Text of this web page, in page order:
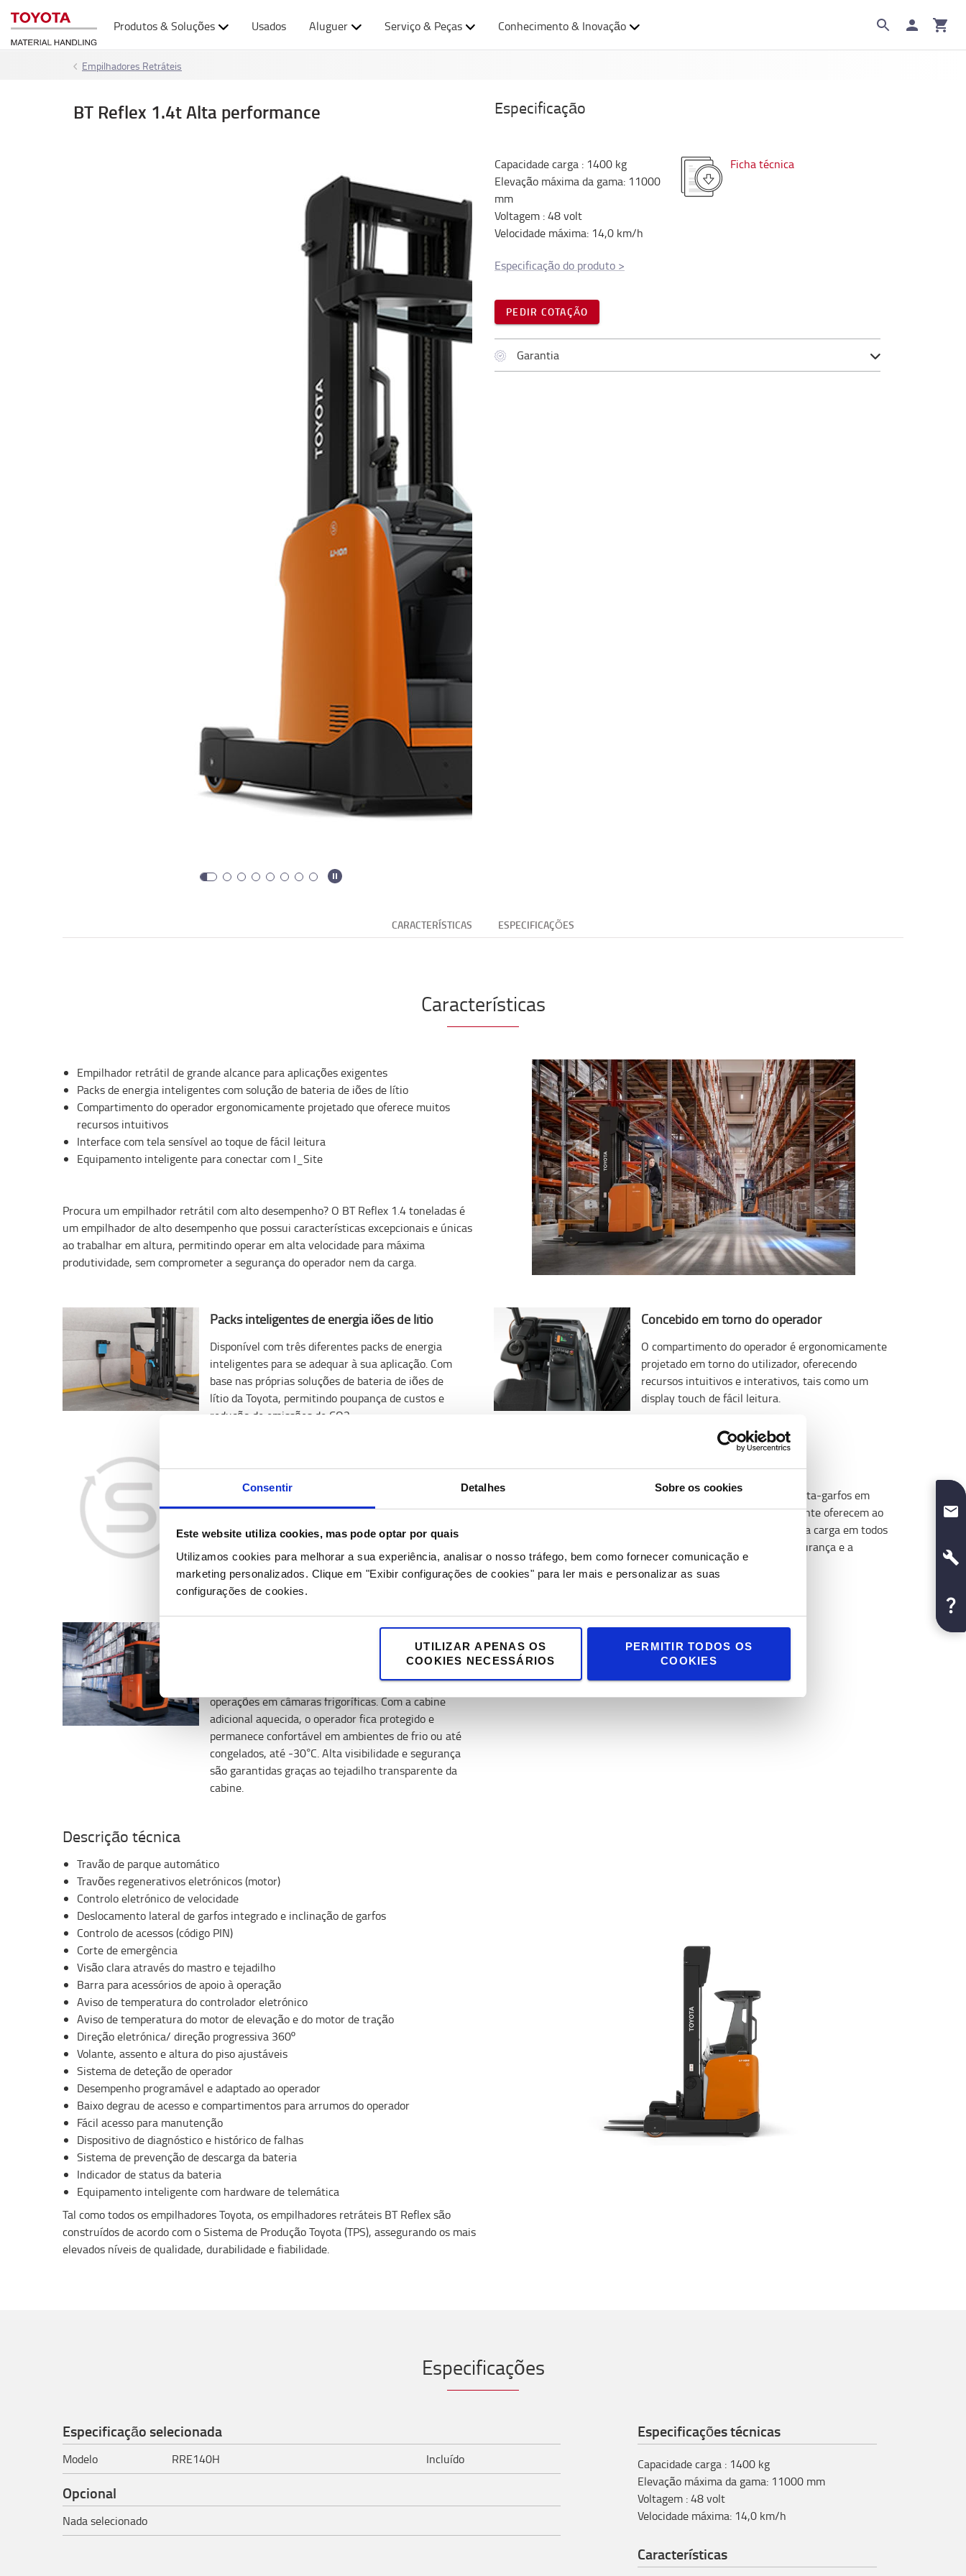
Consentir Detalhes Sobre os cookies
Este website utiliza cookies, mas pode optar por quais
Utilizamos cookies para melhorar a sua experiência, analisar o nosso tráfego, bem como fornecer comunicação e
marketing personalizados. Clique em "Exibir configurações de cookies" para ler mais e personalizar as suas
configurações de cookies.
UTILIZAR APENAS OS
COOKIES NECESSÁRIOS
PERMITIR TODOS OS
COOKIES
Produtos & Soluções Usados Aluguer Serviço & Peças Conhecimento & Inovação
Empilhadores Retráteis
BT Reflex 1.4t Alta performance Especificação
Capacidade carga : 1400 kg
Elevação máxima da gama: 11000
mm
Voltagem :48volt
Velocidade máxima: 14,0 km/h
Ficha técnica
Especificação do produto >
PEDIR COTAÇÃO
Garantia
CARACTERÍSTICAS ESPECIFICAÇÕES
Características
Empilhador retrátil de grande alcance para aplicações exigentes
Packs de energia inteligentes com solução de bateria de iões de lítio
Compartimento do operador ergonomicamente projetado que oferece muitos
recursos intuitivos
Interface com tela sensível ao toque de fácil leitura
Equipamento inteligente para conectar com I_Site
Procura um empilhador retrátil com alto desempenho? O BT Reflex 1.4 toneladas é
um empilhador de alto desempenho que possui características excepcionais e únicas
ao trabalhar em altura, permitindo operar em alta velocidade para máxima
produtividade, sem comprometer a segurança do operador nem da carga.
Packs inteligentes de energia iões de lítio
Disponível com três diferentes packs de energia
inteligentes para se adequar à sua aplicação. Com
base nas próprias soluções de bateria de iões de
lítio da Toyota, permitindo poupança de custos e
redução de emissões de CO2.
Concebido em torno do operador
O compartimento do operador é ergonomicamente
projetado em torno do utilizador, oferecendo
recursos intuitivos e interativos, tais como um
display touch de fácil leitura.
Equipamento inteligente
Os equipamentos inteligentes vêm equipados de
série com hardware de telemática. Estes
equipamentos podem ser facilmente ligados ao
gestão da bateria, geolocalização, choques e muito
mais.
Conceito de visão total
O design limpo do mastro e do porta-garfos em
combinação com o teto transparente oferecem ao
operador uma visão excepcional da carga em todos
os momentos, aumentando a segurança e a
produtividade.
Procura um empilhador retrátil que resista ao
Este empilhador BT Reflex pode ser adaptado para
operações em câmaras frigoríficas. Com a cabine
adicional aquecida, o operador fica protegido e
permanece confortável em ambientes de frio ou até
congelados, até -30°C. Alta visibilidade e segurança
são garantidas graças ao tejadilho transparente da
cabine.
Descrição técnica
Travão de parque automático
Travões regenerativos eletrónicos (motor)
Controlo eletrónico de velocidade
Deslocamento lateral de garfos integrado e inclinação de garfos
Controlo de acessos (código PIN)
Corte de emergência
Visão clara através do mastro e tejadilho
Barra para acessórios de apoio à operação
Aviso de temperatura do controlador eletrónico
Aviso de temperatura do motor de elevação e do motor de tração
Direção eletrónica/ direção progressiva 360º
Volante, assento e altura do piso ajustáveis
Sistema de deteção de operador
Desempenho programável e adaptado ao operador
Baixo degrau de acesso e compartimentos para arrumos do operador
Fácil acesso para manutenção
Dispositivo de diagnóstico e histórico de falhas
Sistema de prevenção de descarga da bateria
Indicador de status da bateria
Equipamento inteligente com hardware de telemática
Tal como todos os empilhadores Toyota, os empilhadores retráteis BT Reflex são
construídos de acordo com o Sistema de Produção Toyota (TPS), assegurando os mais
elevados níveis de qualidade, durabilidade e fiabilidade.
Especificações
Especificação selecionada
Modelo RRE140H Incluído
Opcional
Nada selecionado
Especificações técnicas
Capacidade carga : 1400 kg
Elevação máxima da gama: 11000 mm
Voltagem :48volt
Velocidade máxima: 14,0 km/h
Características